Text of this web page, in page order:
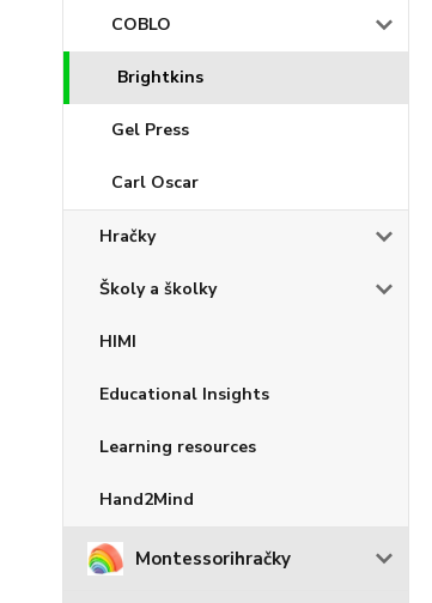
COBLO
Brightkins
Gel Press
Carl Oscar
Hračky
Školy a školky
HIMI
Educational Insights
Learning resources
Hand2Mind
Montessorihračky